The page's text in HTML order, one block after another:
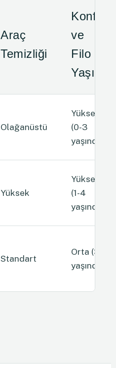
Araç
Temizliği
Konfor
ve
Filo
Yaşı
Olağanüstü
Yüksek
(0-3
yaşında)
Yüksek
Yüksek
(1-4
yaşında)
Standart
Orta (3-7
yaşında)